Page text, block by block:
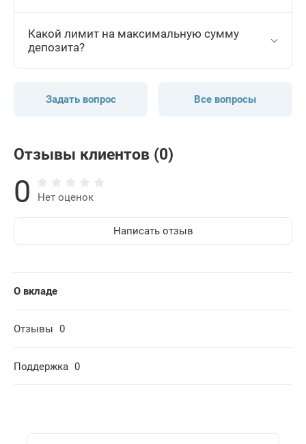
Какой лимит на максимальную сумму
депозита?
Задать вопрос Все вопросы
Отзывы клиентов (0)
0 Нет оценок
Написать отзыв
О вкладе
Отзывы 0
Поддержка 0